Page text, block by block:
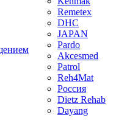
Remetex
DHC
JAPAN
Pardo
Akcesmed
Patrol
Reh4Mat
Россия
Dietz Rehab
Dayang